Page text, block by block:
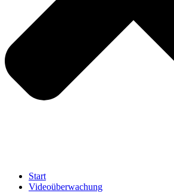
Start
Videoüberwachung